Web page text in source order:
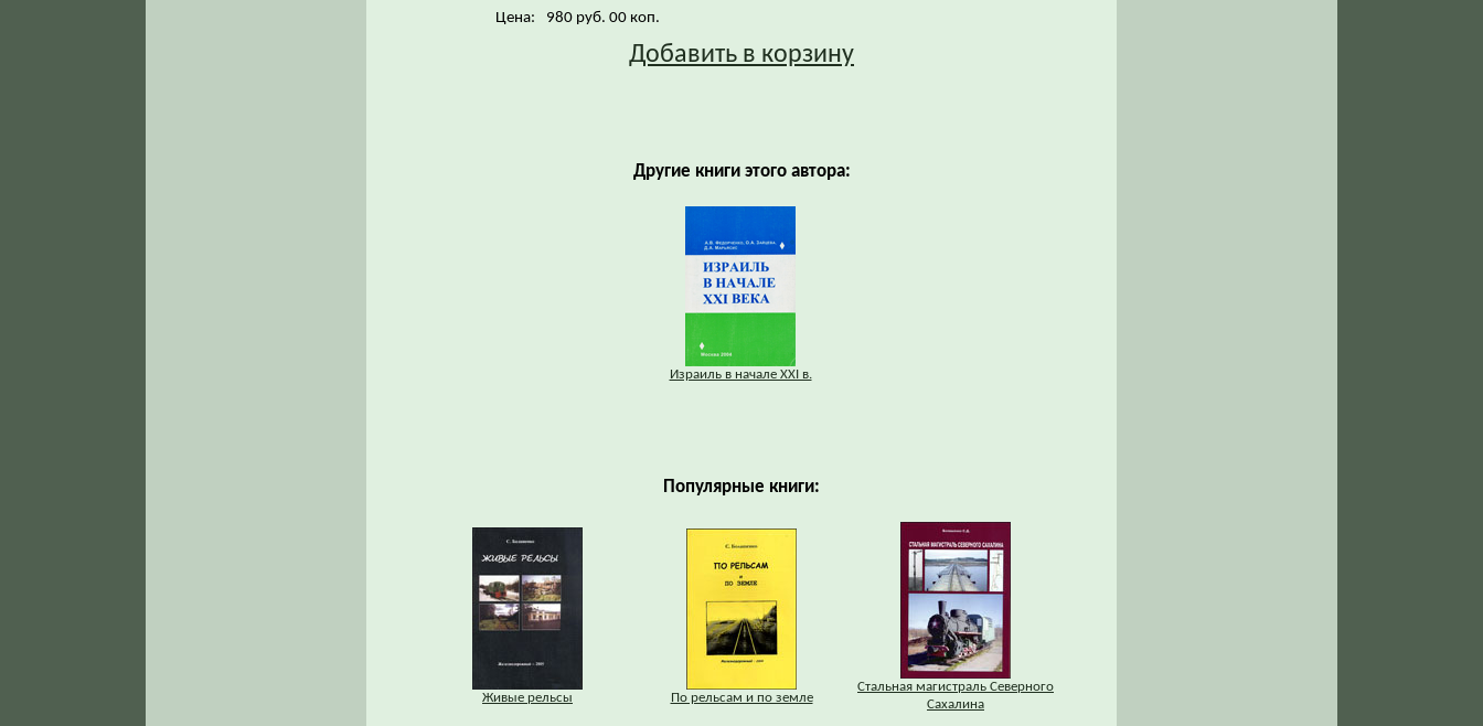
Цена:
980 руб. 00 коп.
Добавить в корзину
Другие книги этого автора:
Израиль в начале XXI в.
Популярные книги:
Живые рельсы По рельсам и по земле
Стальная магистраль Северного
Сахалина